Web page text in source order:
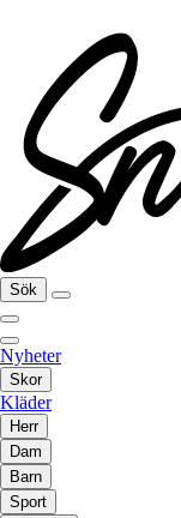
Sök
Nyheter
Skor
Kläder
Herr
Dam
Barn
Sport